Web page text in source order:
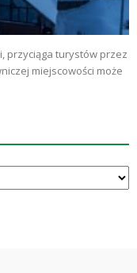
przyciąga turystów przez
miejscowości może